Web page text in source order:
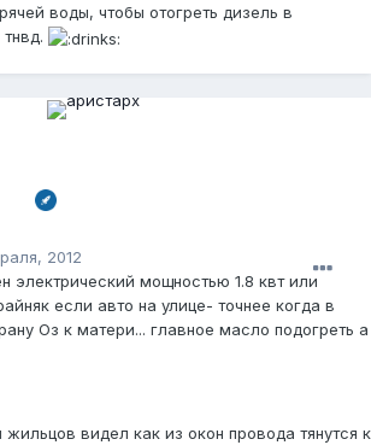
воды, чтобы отогреть дизель в
2012
электрический мощностью 1.8 квт или
если авто на улице- точнее когда в
Оз к матери... главное масло подогреть а
видел как из окон провода тянутся к